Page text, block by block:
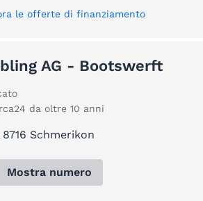
le offerte di finanziamento
AG - Bootswerft
da oltre 10 anni
Schmerikon
Mostra numero